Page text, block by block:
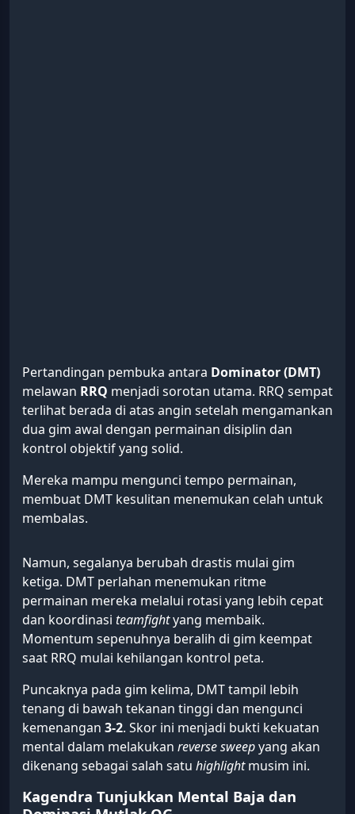
Pertandingan pembuka antara Dominator (DMT)
melawan RRQ menjadi sorotan utama. RRQ sempat
terlihat berada di atas angin setelah mengamankan
dua gim awal dengan permainan disiplin dan
kontrol objektif yang solid.
Mereka mampu mengunci tempo permainan,
membuat DMT kesulitan menemukan celah untuk
membalas.
Namun, segalanya berubah drastis mulai gim
ketiga. DMT perlahan menemukan ritme
permainan mereka melalui rotasi yang lebih cepat
dan koordinasi teamfightyang membaik.
Momentum sepenuhnya beralih di gim keempat
saat RRQ mulai kehilangan kontrol peta.
Puncaknya pada gim kelima, DMT tampil lebih
tenang di bawah tekanan tinggi dan mengunci
kemenangan 3-2. Skor ini menjadi bukti kekuatan
mental dalam melakukan reverse sweepyang akan
dikenang sebagai salah satu highlightmusim ini.
Kagendra Tunjukkan Mental Baja dan